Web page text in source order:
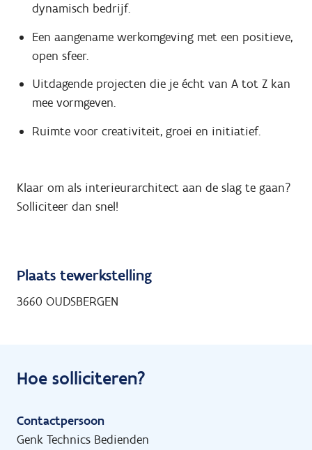
dynamisch bedrijf.
Een aangename werkomgeving met een positieve,
open sfeer.
Uitdagende projecten die je écht van A tot Z kan
mee vormgeven.
Ruimte voor creativiteit, groei en initiatief.
Klaar om als interieurarchitect aan de slag te gaan?
Solliciteer dan snel!
Plaats tewerkstelling
3660 OUDSBERGEN
Hoe solliciteren?
Contactpersoon
Genk Technics Bedienden